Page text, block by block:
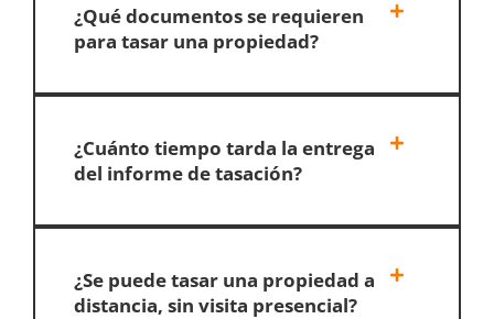
¿Qué documentos se requieren
para tasar una propiedad?
¿Cuánto tiempo tarda la entrega
del informe de tasación?
¿Se puede tasar una propiedad a
distancia, sin visita presencial?